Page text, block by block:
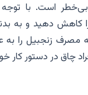
بی‌خطر است. با
کاهش دهید و به
مصرف زنجبیل را به
چاق در دستور کار